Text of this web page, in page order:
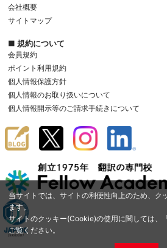
当サイトでは、サイトの利便性向上のため、ク
ます。
サイトのクッキー(Cookie)の使用に関しては、
ご覧ください。
会社概要
サイトマップ
■ 規約について
会員規約
ポイント利用規約
個人情報保護方針
個人情報のお取り扱いについて
個人情報開示等のご請求手続きについて